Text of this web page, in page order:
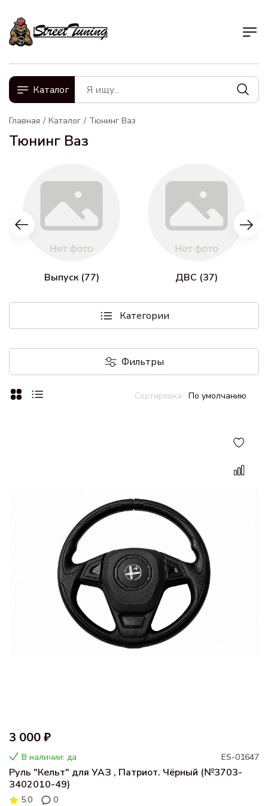
Каталог
Главная Каталог Тюнинг Ваз
Тюнинг Ваз
Выпуск (77) ДВС (37)
Категории
Фильтры
По умолчанию
3 000 ₽
В наличии: да ES-01647
Руль "Кельт" для УАЗ , Патриот. Чёрный (№3703-
3402010-49)
5.0 0